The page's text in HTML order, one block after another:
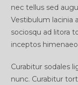
nec tellus sed
Vestibulum lacinia
sociosqu ad litora
inceptos
Curabitur sodales
nunc. Curabitur